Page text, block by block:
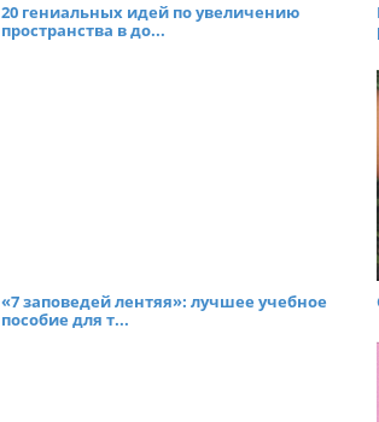
20 гениальных идей по увеличению
пространства в до...
«7 заповедей лентяя»: лучшее учебное
пособие для т...